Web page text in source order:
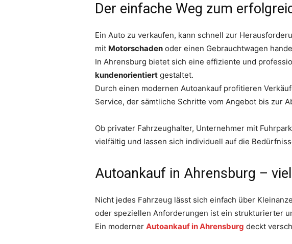
Der einfache Weg zum
Ein Auto zu verkaufen, kann schnell zur
mit Motorschaden oder einen Gebrauchtwagen
In Ahrensburg bietet sich eine effiziente und
kundenorientiert gestaltet.
Durch einen modernen Autoankauf profitieren
Service, der sämtliche Schritte vom Angebot bis zur
Ob privater Fahrzeughalter, Unternehmer mit
vielfältig und lassen sich individuell auf die
Autoankauf in Ahrensburg –
Nicht jedes Fahrzeug lässt sich einfach über
oder speziellen Anforderungen ist ein strukturierter
Ein moderner Autoankauf in Ahrensburg deckt